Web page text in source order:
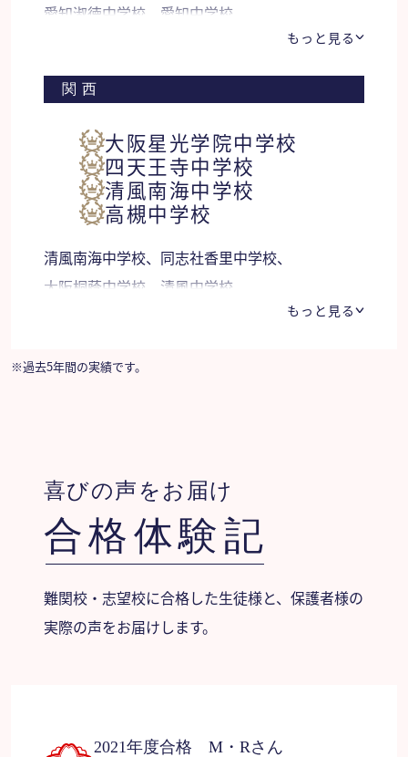
愛知淑徳中学校、愛知中学校、
愛知工業大学名電中学校、金城学院中学校、
高田中学校、鈴鹿中等教育学校、暁中学校 他
もっと見る
関西
大阪星光学院中学校
四天王寺中学校
清風南海中学校
高槻中学校
清風南海中学校、同志社香里中学校、
大阪桐蔭中学校、清風中学校、
帝塚山学院泉ヶ丘中学校、金蘭千里中学、
智辯学園和歌山中学校、六甲学院中学校 他
もっと見る
※過去5年間の実績です。
喜びの声をお届け
合格体験記
難関校・志望校に合格した生徒様と、保護者様の
実際の声をお届けします。
2021年度合格 M・Rさん